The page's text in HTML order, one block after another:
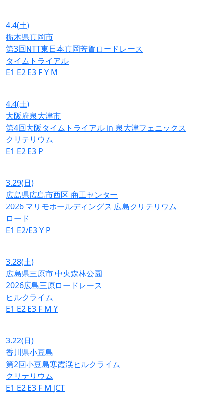
4.4(土)
栃木県真岡市
第3回NTT東日本真岡芳賀ロードレース
タイムトライアル
E1 E2 E3 FY M
4.4(土)
大阪府泉大津市
第4回大阪タイムトライアル in 泉大津フェニックス
クリテリウム
E1 E2 E3 P
3.29(日)
広島県広島市西区 商工センター
2026 マリモホールディングス 広島クリテリウム
ロード
E1 E2/E3Y P
3.28(土)
広島県三原市 中央森林公園
2026広島三原ロードレース
ヒルクライム
E1 E2 E3 F M Y
3.22(日)
香川県小豆島
第2回小豆島寒霞渓ヒルクライム
クリテリウム
E1 E2 E3 F M JCT